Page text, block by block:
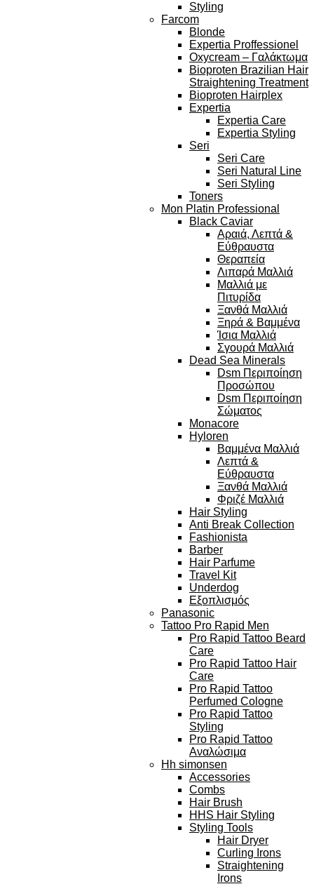
Styling
Farcom
Blonde
Expertia Proffessionel
Oxycream – Γαλάκτωμα
Bioproten Brazilian Hair
Straightening Treatment
Bioproten Hairplex
Expertia
Expertia Care
Expertia Styling
Seri
Seri Care
Seri Natural Line
Seri Styling
Toners
Mon Platin Professional
Black Caviar
Αραιά, Λεπτά &
Εύθραυστα
Θεραπεία
Λιπαρά Μαλλιά
Μαλλιά με
Πιτυρίδα
Ξανθά Μαλλιά
Ξηρά & Βαμμένα
Ίσια Μαλλιά
Σγουρά Μαλλιά
Dead Sea Minerals
Dsm Περιποίηση
Προσώπου
Dsm Περιποίηση
Σώματος
Monacore
Hyloren
Βαμμένα Μαλλιά
Λεπτά &
Εύθραυστα
Ξανθά Μαλλιά
Φριζέ Μαλλιά
Hair Styling
Anti Break Collection
Fashionista
Barber
Hair Parfume
Travel Kit
Underdog
Εξοπλισμός
Panasonic
Tattoo Pro Rapid Men
Pro Rapid Tattoo Beard
Care
Pro Rapid Tattoo Hair
Care
Pro Rapid Tattoo
Perfumed Cologne
Pro Rapid Tattoo
Styling
Pro Rapid Tattoo
Αναλώσιμα
Hh simonsen
Accessories
Combs
Hair Brush
HHS Hair Styling
Styling Tools
Hair Dryer
Curling Irons
Straightening
Irons